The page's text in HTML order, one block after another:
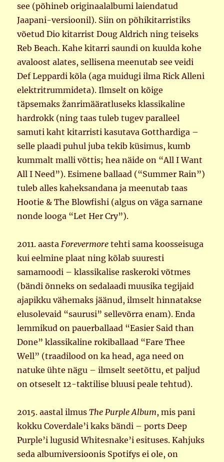
see (põhineb originaalalbumi laiendatud
Jaapani-versioonil). Siin on põhikitarristiks
võetud Dio kitarrist Doug Aldrich ning teiseks
Reb Beach. Kahe kitarri saundi on kuulda kohe
avaloost alates, sellisena meenutab see veidi
Def Leppardi kõla (aga muidugi ilma Rick Alleni
elektritrummideta). Ilmselt on kõige
täpsemaks žanrimääratluseks klassikaline
hardrokk (ning taas tuleb tugev paralleel
samuti kaht kitarristi kasutava Gotthardiga –
selle plaadi puhul juba tekib küsimus, kumb
kummalt malli võttis; hea näide on “All I Want
All I Need”). Esimene ballaad (“Summer Rain”)
tuleb alles kaheksandana ja meenutab taas
Hootie & The Blowfishi (algus on väga sarnane
nonde looga “Let Her Cry”).
2011. aasta Forevermore tehti sama koosseisuga
kui eelmine plaat ning kõlab suuresti
samamoodi – klassikalise raskeroki võtmes
(bändi õnneks on sedalaadi muusika tegijaid
ajapikku vähemaks jäänud, ilmselt hinnatakse
elusolevaid “saurusi” sellevõrra enam). Enda
lemmikud on pauerballaad “Easier Said than
Done” klassikaline rokiballaad “Fare Thee
Well” (traadilood on ka head, aga need on
natuke ühte nägu – ilmselt seetõttu, et paljud
on otseselt 12-taktilise bluusi peale tehtud).
2015. aastal ilmusThe Purple Album, mis pani
kokku Coverdale’i kaks bändi – ports Deep
Purple’i lugusid Whitesnake’i esituses. Kahjuks
seda albumiversioonis Spotifys ei ole, on